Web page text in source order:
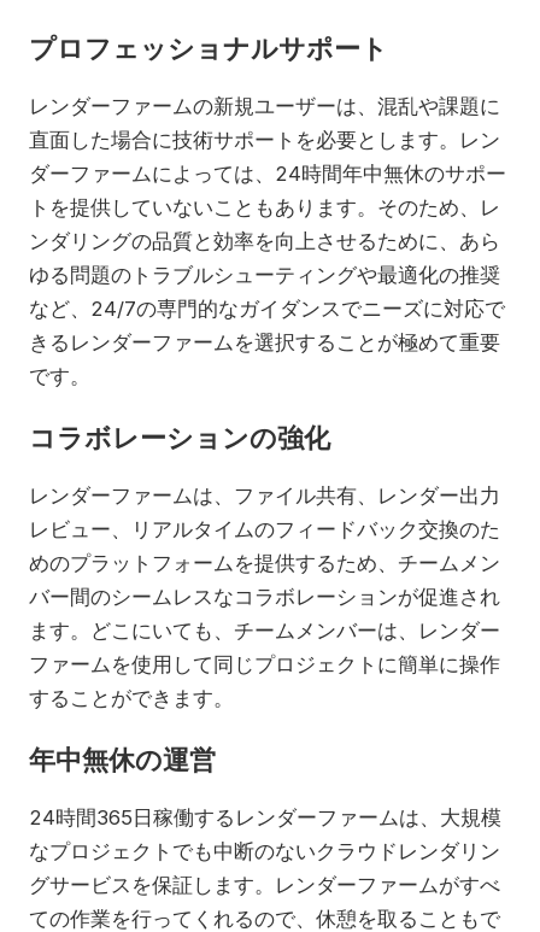
プロフェッショナルサポート
レンダーファームの新規ユーザーは、混乱や課題に
直面した場合に技術サポートを必要とします。レン
ダーファームによっては、24時間年中無休のサポー
トを提供していないこともあります。そのため、レ
ンダリングの品質と効率を向上させるために、あら
ゆる問題のトラブルシューティングや最適化の推奨
など、24/7の専門的なガイダンスでニーズに対応で
きるレンダーファームを選択することが極めて重要
です。
コラボレーションの強化
レンダーファームは、ファイル共有、レンダー出力
レビュー、リアルタイムのフィードバック交換のた
めのプラットフォームを提供するため、チームメン
バー間のシームレスなコラボレーションが促進され
ます。どこにいても、チームメンバーは、レンダー
ファームを使用して同じプロジェクトに簡単に操作
することができます。
年中無休の運営
24時間365日稼働するレンダーファームは、大規模
なプロジェクトでも中断のないクラウドレンダリン
グサービスを保証します。レンダーファームがすべ
ての作業を行ってくれるので、休憩を取ることもで